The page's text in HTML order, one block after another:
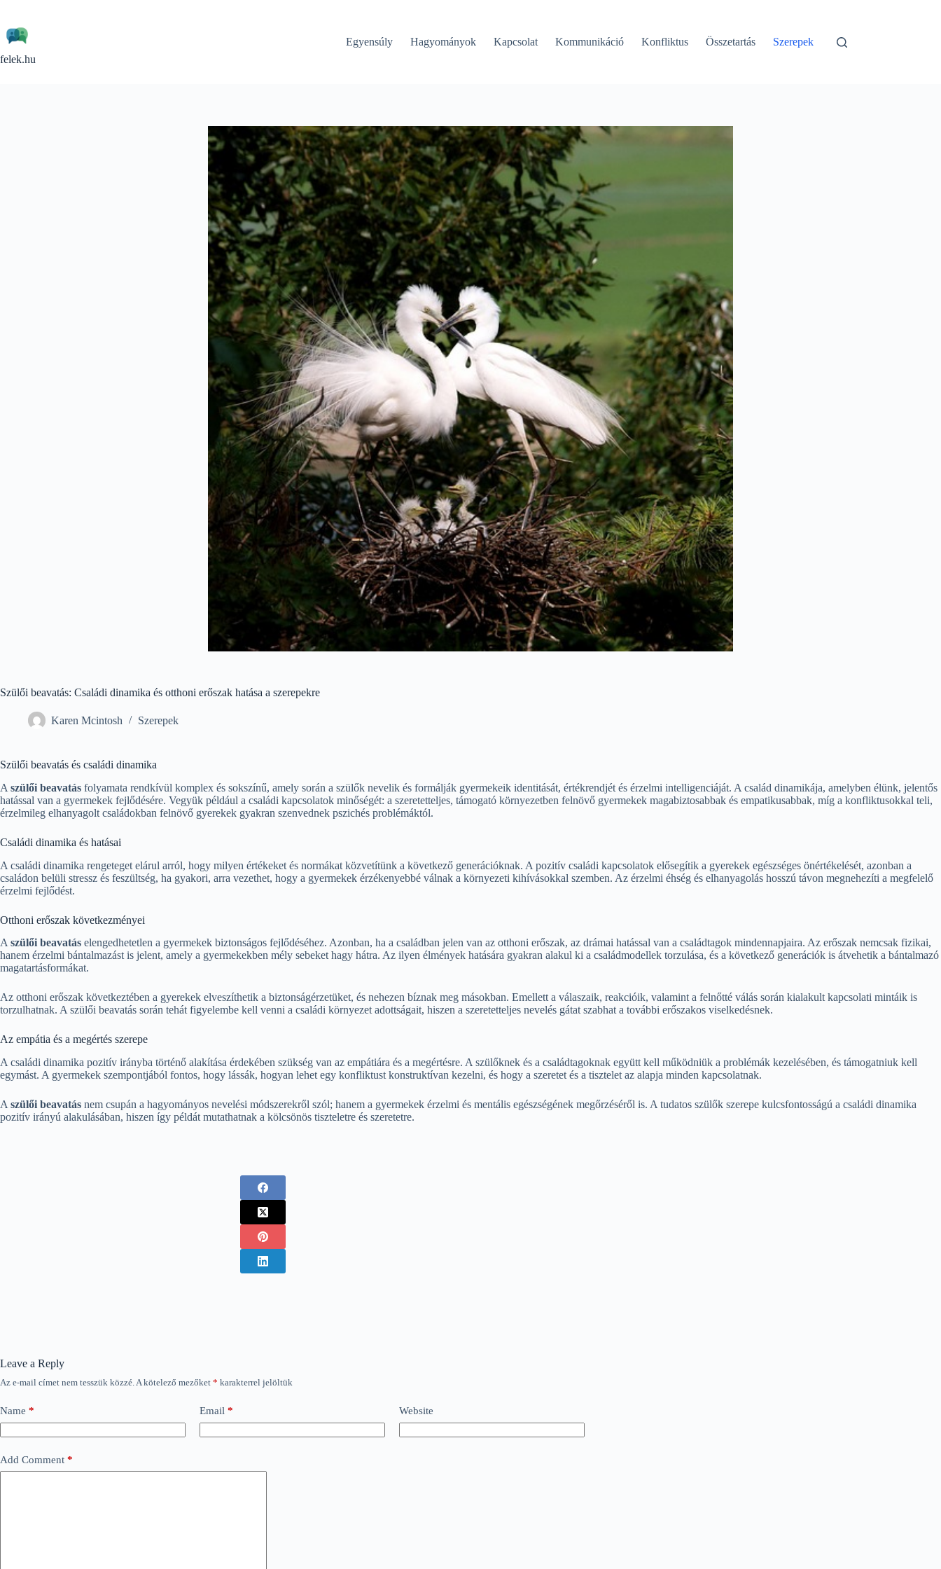
content
felek.hu
Egyensúly Hagyományok Kapcsolat Kommunikáció Konfliktus Összetartás Szerepek
Szülői beavatás: Családi dinamika és otthoni erőszak hatása a szerepekre
Karen Mcintosh Szerepek
Szülői beavatás és családi dinamika
A szülői beavatás folyamata rendkívül komplex és sokszínű, amely során a szülők nevelik és formálják gyermekeik identitását, értékrendjét és érzelmi intelligenciáját. A család dinamikája, amelyben élünk, jelentős
hatással van a gyermekek fejlődésére. Vegyük például a családi kapcsolatok minőségét: a szeretetteljes, támogató környezetben felnövő gyermekek magabiztosabbak és empatikusabbak, míg a konfliktusokkal teli,
érzelmileg elhanyagolt családokban felnövő gyerekek gyakran szenvednek pszichés problémáktól.
Családi dinamika és hatásai
A családi dinamika rengeteget elárul arról, hogy milyen értékeket és normákat közvetítünk a következő generációknak. A pozitív családi kapcsolatok elősegítik a gyerekek egészséges önértékelését, azonban a
családon belüli stressz és feszültség, ha gyakori, arra vezethet, hogy a gyermekek érzékenyebbé válnak a környezeti kihívásokkal szemben. Az érzelmi éhség és elhanyagolás hosszú távon megnehezíti a megfelelő
érzelmi fejlődést.
Otthoni erőszak következményei
A szülői beavatás elengedhetetlen a gyermekek biztonságos fejlődéséhez. Azonban, ha a családban jelen van az otthoni erőszak, az drámai hatással van a családtagok mindennapjaira. Az erőszak nemcsak fizikai,
hanem érzelmi bántalmazást is jelent, amely a gyermekekben mély sebeket hagy hátra. Az ilyen élmények hatására gyakran alakul ki a családmodellek torzulása, és a következő generációk is átvehetik a bántalmazó
magatartásformákat.
Az otthoni erőszak következtében a gyerekek elveszíthetik a biztonságérzetüket, és nehezen bíznak meg másokban. Emellett a válaszaik, reakcióik, valamint a felnőtté válás során kialakult kapcsolati mintáik is
torzulhatnak. A szülői beavatás során tehát figyelembe kell venni a családi környezet adottságait, hiszen a szeretetteljes nevelés gátat szabhat a további erőszakos viselkedésnek.
Az empátia és a megértés szerepe
A családi dinamika pozitív irányba történő alakítása érdekében szükség van az empátiára és a megértésre. A szülőknek és a családtagoknak együtt kell működniük a problémák kezelésében, és támogatniuk kell
egymást. A gyermekek szempontjából fontos, hogy lássák, hogyan lehet egy konfliktust konstruktívan kezelni, és hogy a szeretet és a tisztelet az alapja minden kapcsolatnak.
A szülői beavatás nem csupán a hagyományos nevelési módszerekről szól; hanem a gyermekek érzelmi és mentális egészségének megőrzéséről is. A tudatos szülők szerepe kulcsfontosságú a családi dinamika
pozitív irányú alakulásában, hiszen így példát mutathatnak a kölcsönös tiszteletre és szeretetre.
Leave a Reply
Az e-mail címet nem tesszük közzé.A kötelező mezőket * karakterrel jelöltük
Name * Email * Website
Add Comment *